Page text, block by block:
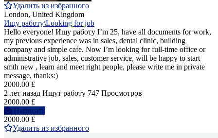
Удалить из избранного
London, United Kingdom
Ищу работу\Looking for job
Hello everyone! Ищу работу I’m 25, have all documents for work,
my previous experience was in sales, dental clinic, building
company and simple cafe. Now I’m looking for full-time office or
administrative job, sales, customer service, will be happy to start
smth new , learn and meet right people, please write me in private
message, thanks:)
2000.00 £
2 лет назад Ищут работу 747 Просмотров
2000.00 £
Написать
2000.00 £
Удалить из избранного